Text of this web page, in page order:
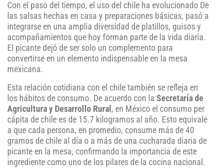
Con el paso del tiempo, el uso del chile ha evolucionado De
las salsas hechas en casa y preparaciones básicas, pasó a
integrarse en una amplia diversidad de platillos, guisos y
acompañamientos que hoy forman parte de la vida diaria.
El picante dejó de ser solo un complemento para
convertirse en un elemento indispensable en la mesa
mexicana.
Esta relación cotidiana con el chile también se refleja en
los hábitos de consumo. De acuerdo con la Secretaría de
Agricultura y Desarrollo Rural , en México el consumo per
cápita de chile es de 15.7 kilogramos al año. Esto equivale
a que cada persona, en promedio, consume más de 40
gramos de chile al día o a más de una cucharada diaria de
picante en la mesa, confirmando la importancia de este
ingrediente como uno de los pilares de la cocina nacional.